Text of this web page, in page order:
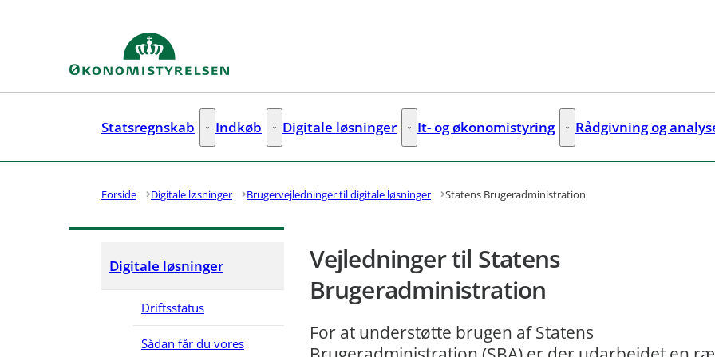
Statsregnskab Statsregnskab - Flere links
Indkøb Indkøb - Flere links
Digitale løsninger Digitale løsninger - Flere links
It- og økonomistyring It- og økonomistyring - Flere
Rådgivning og
Forside Digitale løsninger Brugervejledninger til digitale løsninger Statens Brugeradministration
Digitale løsninger
Driftsstatus
Sådan får du vores
Vejledninger til Statens
Brugeradministration
For at understøtte brugen af Statens